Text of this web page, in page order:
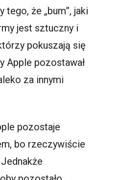
że „bum”, jaki
jest sztuczny i
pokuszają się
Apple pozostawał
za innymi
pozostaje
bo rzeczywiście